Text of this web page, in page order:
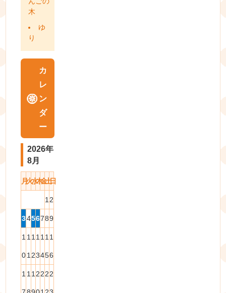
木
ゆ
り
カ
レ
ン
ダ
ー
2026年
8月
月火水木金土日
1 2
3456789
1
0
1
1
1
2
1
3
1
4
1
5
1
6
1 1 1 2222